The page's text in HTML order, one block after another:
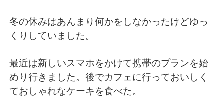
العربية
Deutsch 日本語
한국어 Русский
冬の休みはあんまり何かをしなかったけどゆっ
くりしていました。
最近は新しいスマホをかけて携帯のプランを始
めり行きました。後でカフェに行っておいしく
ておしゃれなケーキを食べた。